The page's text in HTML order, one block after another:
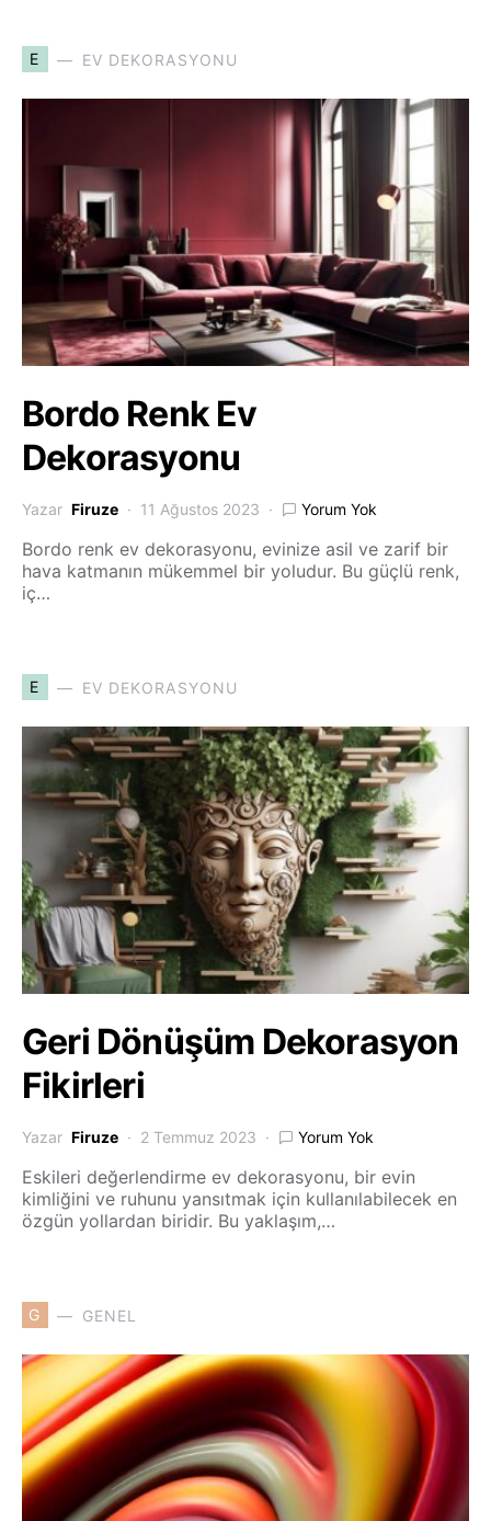
E EV DEKORASYONU
Bordo Renk Ev
Dekorasyonu
Yazar Firuze 11 Ağustos 2023 Yorum Yok
Bordo renk ev dekorasyonu, evinize asil ve zarif bir
hava katmanın mükemmel bir yoludur. Bu güçlü renk,
iç…
E EV DEKORASYONU
Geri Dönüşüm Dekorasyon
Fikirleri
Yazar Firuze 2 Temmuz 2023 Yorum Yok
Eskileri değerlendirme ev dekorasyonu, bir evin
kimliğini ve ruhunu yansıtmak için kullanılabilecek en
özgün yollardan biridir. Bu yaklaşım,…
G GENEL